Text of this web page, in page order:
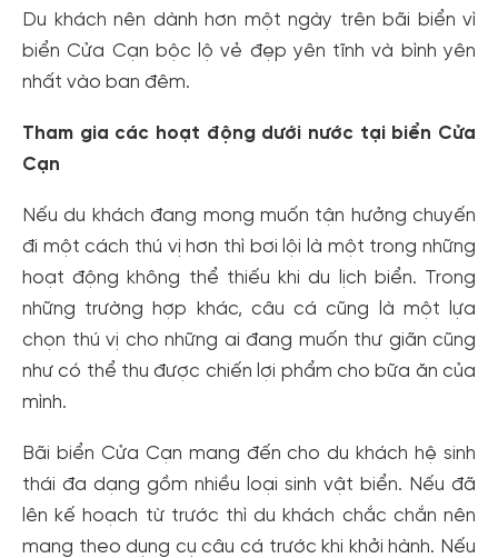
Du khách nên dành hơn một ngày trên bãi biển vì
biển Cửa Cạn bộc lộ vẻ đẹp yên tĩnh và bình yên
nhất vào ban đêm.
Tham gia các hoạt động dưới nước tại biển Cửa
Cạn
Nếu du khách đang mong muốn tận hưởng chuyến
đi một cách thú vị hơn thì bơi lội là một trong những
hoạt động không thể thiếu khi du lịch biển. Trong
những trường hợp khác, câu cá cũng là một lựa
chọn thú vị cho những ai đang muốn thư giãn cũng
như có thể thu được chiến lợi phẩm cho bữa ăn của
mình.
Bãi biển Cửa Cạn mang đến cho du khách hệ sinh
thái đa dạng gồm nhiều loại sinh vật biển. Nếu đã
lên kế hoạch từ trước thì du khách chắc chắn nên
mang theo dụng cụ câu cá trước khi khởi hành. Nếu